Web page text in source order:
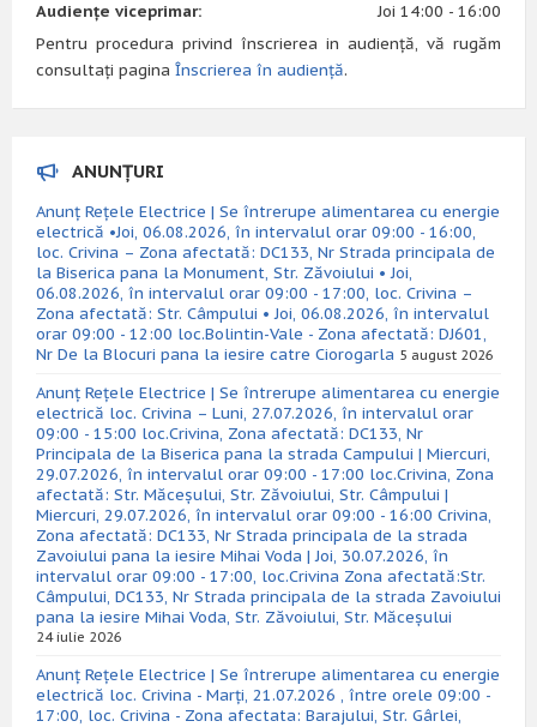
Audiențe viceprimar:
Joi 14:00 - 16:00
Pentru procedura privind înscrierea in audiență, vă rugăm
consultați pagina Înscrierea în audiență.
ANUNȚURI
Anunț Rețele Electrice | Se întrerupe alimentarea cu energie
electrică •Joi, 06.08.2026, în intervalul orar 09:00 - 16:00,
loc. Crivina – Zona afectată: DC133, Nr Strada principala de
la Biserica pana la Monument, Str. Zăvoiului • Joi,
06.08.2026, în intervalul orar 09:00 - 17:00, loc. Crivina –
Zona afectată: Str. Câmpului • Joi, 06.08.2026, în intervalul
orar 09:00 - 12:00 loc.Bolintin-Vale - Zona afectată: DJ601,
Nr De la Blocuri pana la iesire catre Ciorogarla 5 august 2026
Anunț Rețele Electrice | Se întrerupe alimentarea cu energie
electrică loc. Crivina – Luni, 27.07.2026, în intervalul orar
09:00 - 15:00 loc.Crivina, Zona afectată: DC133, Nr
Principala de la Biserica pana la strada Campului | Miercuri,
29.07.2026, în intervalul orar 09:00 - 17:00 loc.Crivina, Zona
afectată: Str. Măceșului, Str. Zăvoiului, Str. Câmpului |
Miercuri, 29.07.2026, în intervalul orar 09:00 - 16:00 Crivina,
Zona afectată: DC133, Nr Strada principala de la strada
Zavoiului pana la iesire Mihai Voda | Joi, 30.07.2026, în
intervalul orar 09:00 - 17:00, loc.Crivina Zona afectată:Str.
Câmpului, DC133, Nr Strada principala de la strada Zavoiului
pana la iesire Mihai Voda, Str. Zăvoiului, Str. Măceșului
24 iulie 2026
Anunț Rețele Electrice | Se întrerupe alimentarea cu energie
electrică loc. Crivina - Marți, 21.07.2026 , între orele 09:00 -
17:00, loc. Crivina - Zona afectata: Barajului, Str. Gârlei,